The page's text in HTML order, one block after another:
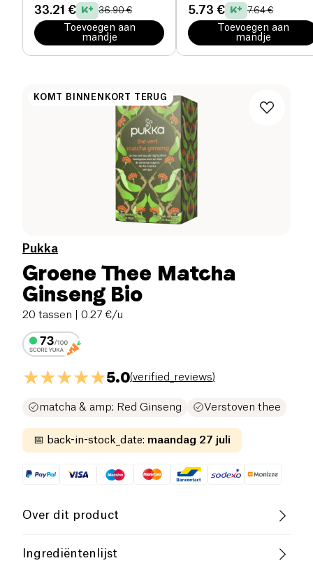
33.21 € 36.90 €
Toevoegen aan
mandje
5.73 € 7.64 €
Toevoegen aan
mandje
KOMT BINNENKORT TERUG
Pukka
Groene Thee Matcha
Ginseng Bio
20 tassen | 0.27 €/u
5.0(verified_reviews)
matcha & amp; Red Ginseng Verstoven thee
📅 back-in-stock_date: maandag 27 juli
Over dit product
Vegan Glutenvrij (ingrediënten)
Ingrediëntenlijst